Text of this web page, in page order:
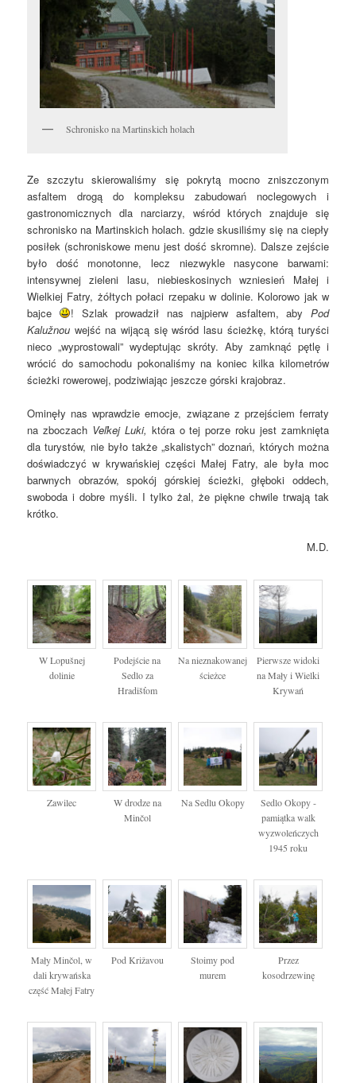
Schronisko na Martinskich holach
Ze szczytu skierowaliśmy się pokrytą mocno zniszczonym
asfaltem drogą do kompleksu zabudowań noclegowych i
gastronomicznych dla narciarzy, wśród których znajduje się
schronisko na Martinskich holach. gdzie skusiliśmy się na ciepły
posiłek (schroniskowe menu jest dość skromne). Dalsze zejście
było dość monotonne, lecz niezwykle nasycone barwami:
intensywnej zieleni lasu, niebieskosinych wzniesień Małej i
Wielkiej Fatry, żółtych połaci rzepaku w dolinie. Kolorowo jak w
bajce
! Szlak prowadził nas najpierw asfaltem, aby Pod
Kalužnou wejść na wijącą się wśród lasu ścieżkę, którą turyści
nieco „wyprostowali” wydeptując skróty. Aby zamknąć pętlę i
wrócić do samochodu pokonaliśmy na koniec kilka kilometrów
ścieżki rowerowej, podziwiając jeszcze górski krajobraz.
Ominęły nas wprawdzie emocje, związane z przejściem ferraty
na zboczach Veľkej Luki, która o tej porze roku jest zamknięta
dla turystów, nie było także „skalistych” doznań, których można
doświadczyć w krywańskiej części Małej Fatry, ale była moc
barwnych obrazów, spokój górskiej ścieżki, głęboki oddech,
swoboda i dobre myśli. I tylko żal, że piękne chwile trwają tak
krótko.
M.D.
W Lopušnej
dolinie
Podejście na
Sedlo za
Hradišťom
Na nieznakowanej
ścieżce
Pierwsze widoki
na Mały i Wielki
Krywań
Zawilec
W drodze na
Minčol
Na Sedlu Okopy
Sedlo Okopy -
pamiątka walk
wyzwoleńczych
1945 roku
Mały Minčol, w
dali krywańska
część Małej Fatry
Pod Križavou
Stoimy pod
murem
Przez
kosodrzewinę